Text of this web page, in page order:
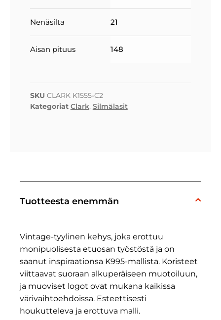
Nenäsilta 21
Aisan pituus 148
SKU CLARK K1555-C2
Kategoriat Clark, Silmälasit
Tuotteesta enemmän
Vintage-tyylinen kehys, joka erottuu
monipuolisesta etuosan työstöstä ja on
saanut inspiraationsa K995-mallista. Koristeet
viittaavat suoraan alkuperäiseen muotoiluun,
ja muoviset logot ovat mukana kaikissa
värivaihtoehdoissa. Esteettisesti
houkutteleva ja erottuva malli.